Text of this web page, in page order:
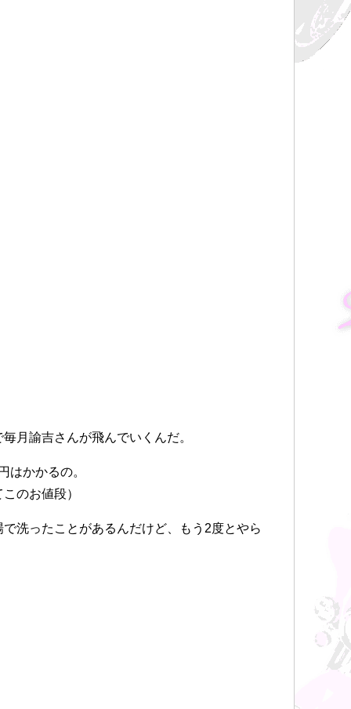
月諭吉さんが飛んでいくんだ。
はかかるの。
のお値段）
洗ったことがあるんだけど、もう2度とやら